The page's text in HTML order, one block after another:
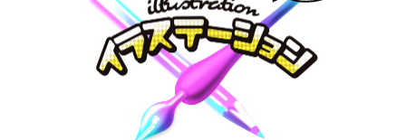
出会える